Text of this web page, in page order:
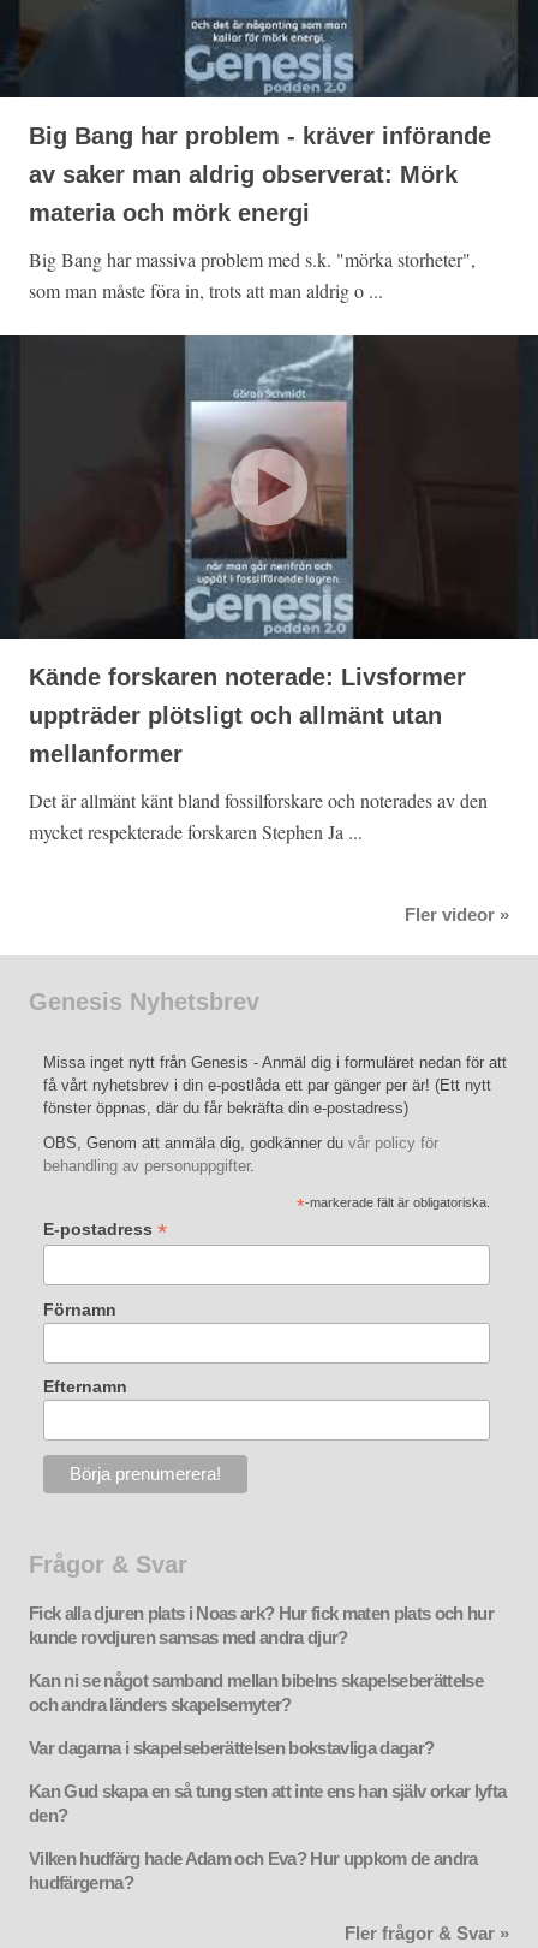
Big Bang har problem - kräver införande
av saker man aldrig observerat: Mörk
materia och mörk energi
Big Bang har massiva problem med s.k. "mörka storheter",
som man måste föra in, trots att man aldrig o ...
Kände forskaren noterade: Livsformer
uppträder plötsligt och allmänt utan
mellanformer
Det är allmänt känt bland fossilforskare och noterades av den
mycket respekterade forskaren Stephen Ja ...
Fler videor »
Genesis Nyhetsbrev
Missa inget nytt från Genesis - Anmäl dig i formuläret nedan för att
få vårt nyhetsbrev i din e-postlåda ett par gänger per är! (Ett nytt
fönster öppnas, där du får bekräfta din e-postadress)
OBS, Genom att anmäla dig, godkänner du vår policy för
behandling av personuppgifter.
*-markerade fält är obligatoriska.
E-postadress *
Förnamn
Efternamn
Frågor & Svar
Fick alla djuren plats i Noas ark? Hur fick maten plats och hur
kunde rovdjuren samsas med andra djur?
Kan ni se något samband mellan bibelns skapelseberättelse
och andra länders skapelsemyter?
Var dagarna i skapelseberättelsen bokstavliga dagar?
Kan Gud skapa en så tung sten att inte ens han själv orkar lyfta
den?
Vilken hudfärg hade Adam och Eva? Hur uppkom de andra
hudfärgerna?
Fler frågor & Svar »